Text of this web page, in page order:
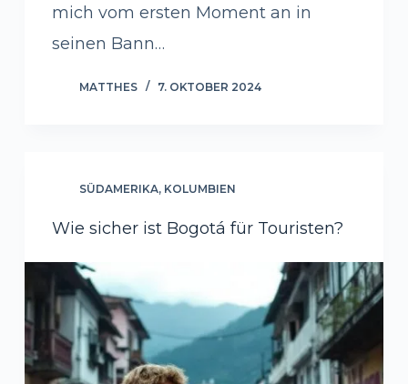
mich vom ersten Moment an in
seinen Bann…
MATTHES 7. OKTOBER 2024
SÜDAMERIKA, KOLUMBIEN
Wie sicher ist Bogotá für Touristen?